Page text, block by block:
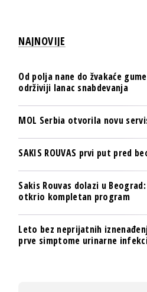
NAJNOVIJE
Od polja nane do žvakaće
održiviji lanac snabdevanja
MOL Serbia otvorila novu
SAKIS ROUVAS prvi put pred
Sakis Rouvas dolazi u
otkrio kompletan program
Leto bez neprijatnih
prve simptome urinarne